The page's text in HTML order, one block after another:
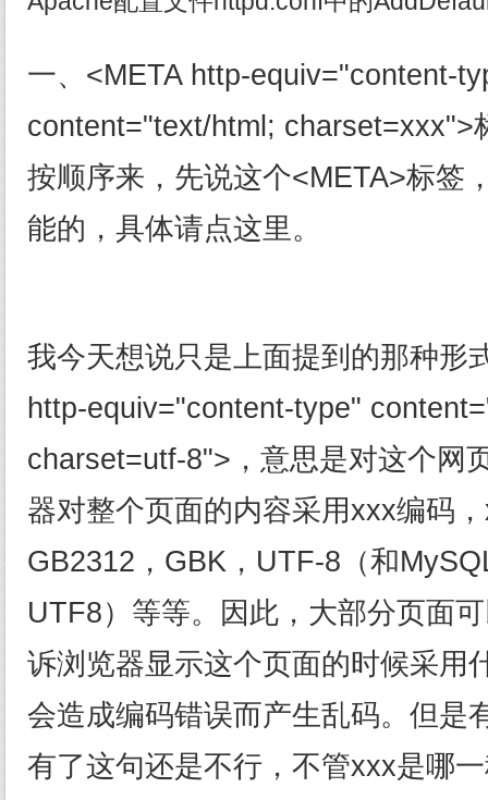
一、<META http-equiv="content-
content="text/html; charset=xxx">
按顺序来，先说这个<META>标签
能的，具体请点这里。
我今天想说只是上面提到的那种形
http-equiv="content-type"
charset=utf-8">，意思是对这个网
器对整个页面的内容采用xxx编码
GB2312，GBK，UTF-8（和
UTF8）等等。因此，大部分页面
诉浏览器显示这个页面的时候采用
会造成编码错误而产生乱码。但是
有了这句还是不行，不管xxx是哪